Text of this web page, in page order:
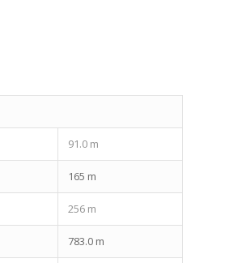
91.0 m
165 m
256 m
783.0 m